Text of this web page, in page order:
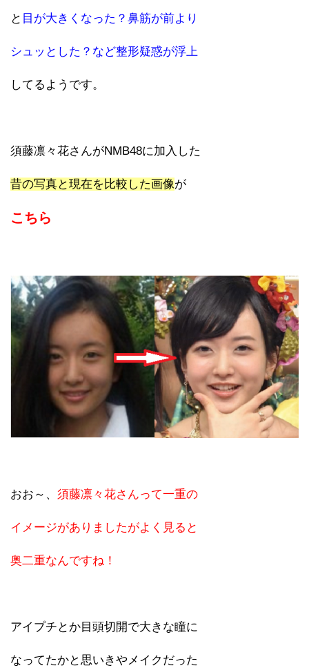
と 目が大きくなった？鼻筋が前より
シュッとした？など整形疑惑が浮上
してるようです。
須藤凛々花さんがNMB48に加入した
昔の写真と現在を比較した画像が
こちら
おお～、 須藤凛々花さんって一重の
イメージがありましたがよく見ると
奥二重なんですね！
アイプチとか目頭切開で大きな瞳に
なってたかと思いきやメイクだった